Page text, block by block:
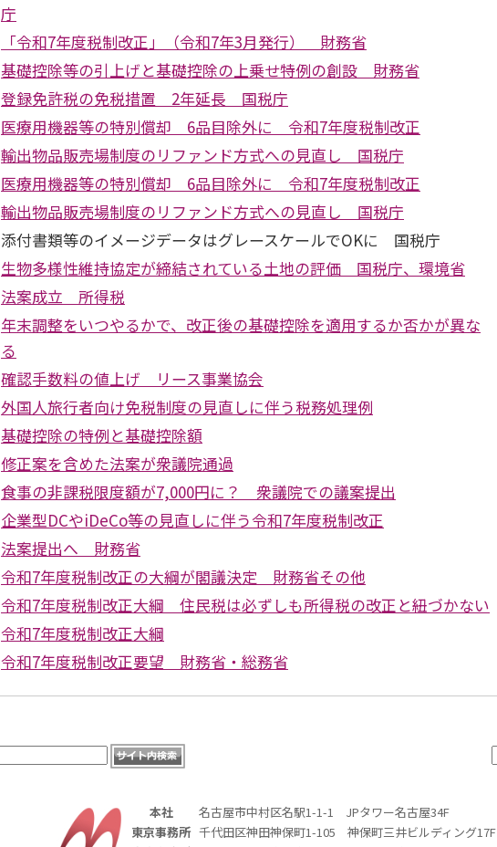
庁
「令和7年度税制改正」（令和7年3月発行） 財務省
基礎控除等の引上げと基礎控除の上乗せ特例の創設 財務省
登録免許税の免税措置 2年延長 国税庁
医療用機器等の特別償却 6品目除外に 令和7年度税制改正
輸出物品販売場制度のリファンド方式への見直し 国税庁
医療用機器等の特別償却 6品目除外に 令和7年度税制改正
輸出物品販売場制度のリファンド方式への見直し 国税庁
添付書類等のイメージデータはグレースケールでOKに 国税庁
生物多様性維持協定が締結されている土地の評価 国税庁、環境省
法案成立 所得税
年末調整をいつやるかで、改正後の基礎控除を適用するか否かが異な
る
確認手数料の値上げ リース事業協会
外国人旅行者向け免税制度の見直しに伴う税務処理例
基礎控除の特例と基礎控除額
修正案を含めた法案が衆議院通過
食事の非課税限度額が7,000円に？ 衆議院での議案提出
企業型DCやiDeCo等の見直しに伴う令和7年度税制改正
法案提出へ 財務省
令和7年度税制改正の大綱が閣議決定 財務省その他
令和7年度税制改正大綱 住民税は必ずしも所得税の改正と紐づかない
令和7年度税制改正大綱
令和7年度税制改正要望 財務省・総務省
本社 名古屋市中村区名駅1-1-1 JPタワー名古屋34F
東京事務所 千代田区神田神保町1-105 神保町三井ビルディング17F